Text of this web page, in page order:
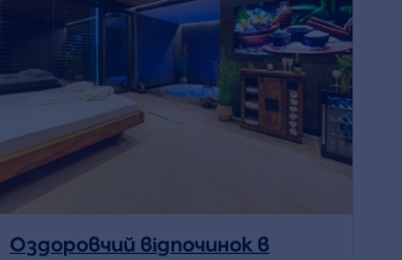
Оздоровчий відпочинок в